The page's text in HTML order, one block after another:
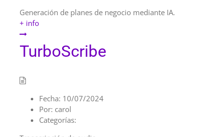
Generación de planes de negocio mediante IA.
+ info
TurboScribe
Fecha: 10/07/2024
Por: carol
Categorías: